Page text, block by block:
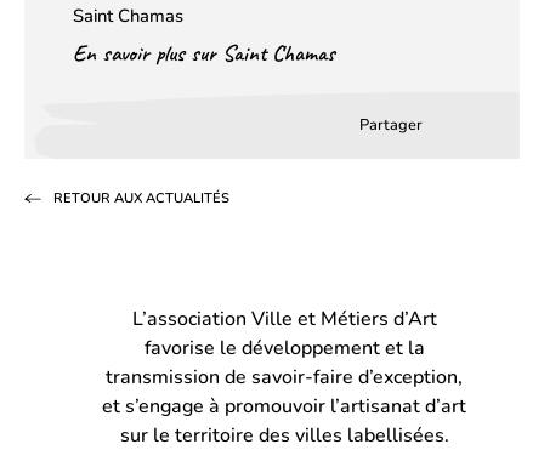
Saint Chamas
En savoir plus sur Saint Chamas
Partager
un
onglet)onglet)
RETOUR AUX ACTUALITÉS
L’association Ville et Métiers d’Art
favorise le développement et la
transmission de savoir-faire d’exception,
et s’engage à promouvoir l’artisanat d’art
sur le territoire des villes labellisées.